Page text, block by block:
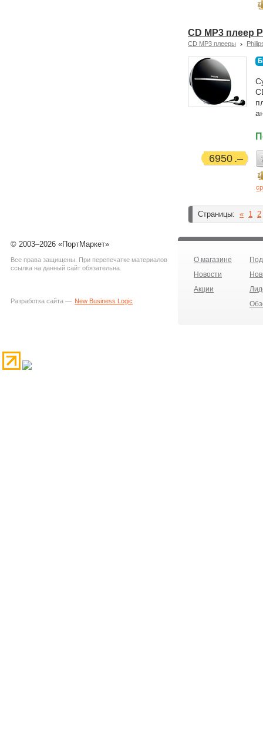
CD MP3 плеер
CD MP3 плееры
6950
Страницы: « 1 2
© 2003–2026 «ПортМаркет»
Все права защищены. При перепечатке материалов
ссылка на данный сайт обязательна.
Разработка сайта — New Business Logic
О магазине
Новости
Акции